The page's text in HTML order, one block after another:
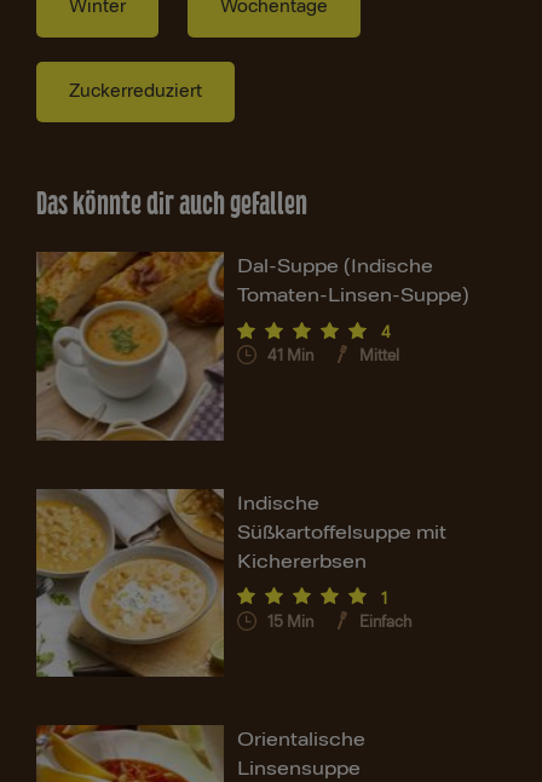
Winter Wochentage
Zuckerreduziert
Das könnte dir auch gefallen
Dal-Suppe (Indische
Tomaten-Linsen-Suppe)
4
41 Min Mittel
Indische
Süßkartoffelsuppe mit
Kichererbsen
1
15 Min Einfach
Orientalische
Linsensuppe